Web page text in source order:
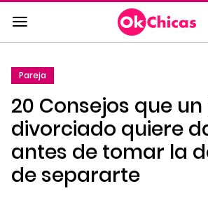
Saltar
al
contenido
a
la
navegación
principal
Pareja
20 Consejos que
divorciado quiere
antes de tomar la
de separarte